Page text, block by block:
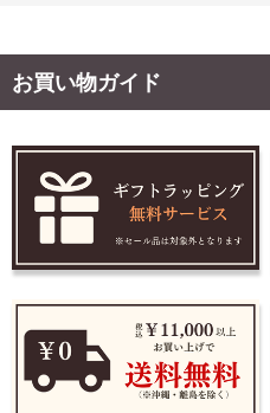
お買い物ガイド